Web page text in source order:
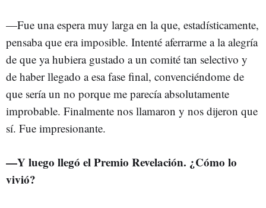
—Fue una espera muy larga en la que, estadísticamente,
pensaba que era imposible. Intenté aferrarme a la alegría
de que ya hubiera gustado a un comité tan selectivo y
de haber llegado a esa fase final, convenciéndome de
que sería un no porque me parecía absolutamente
improbable. Finalmente nos llamaron y nos dijeron que
sí. Fue impresionante.
—Y luego llegó el Premio Revelación. ¿Cómo lo
vivió?